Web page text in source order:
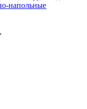
напольные